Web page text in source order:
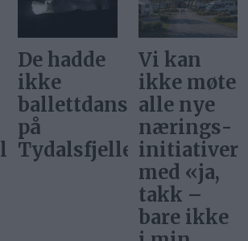
Vi kan
ikke møte
alle nye
nærings­
initiativer
Svar på
«Gi alle
barn en
rettferdig
start»